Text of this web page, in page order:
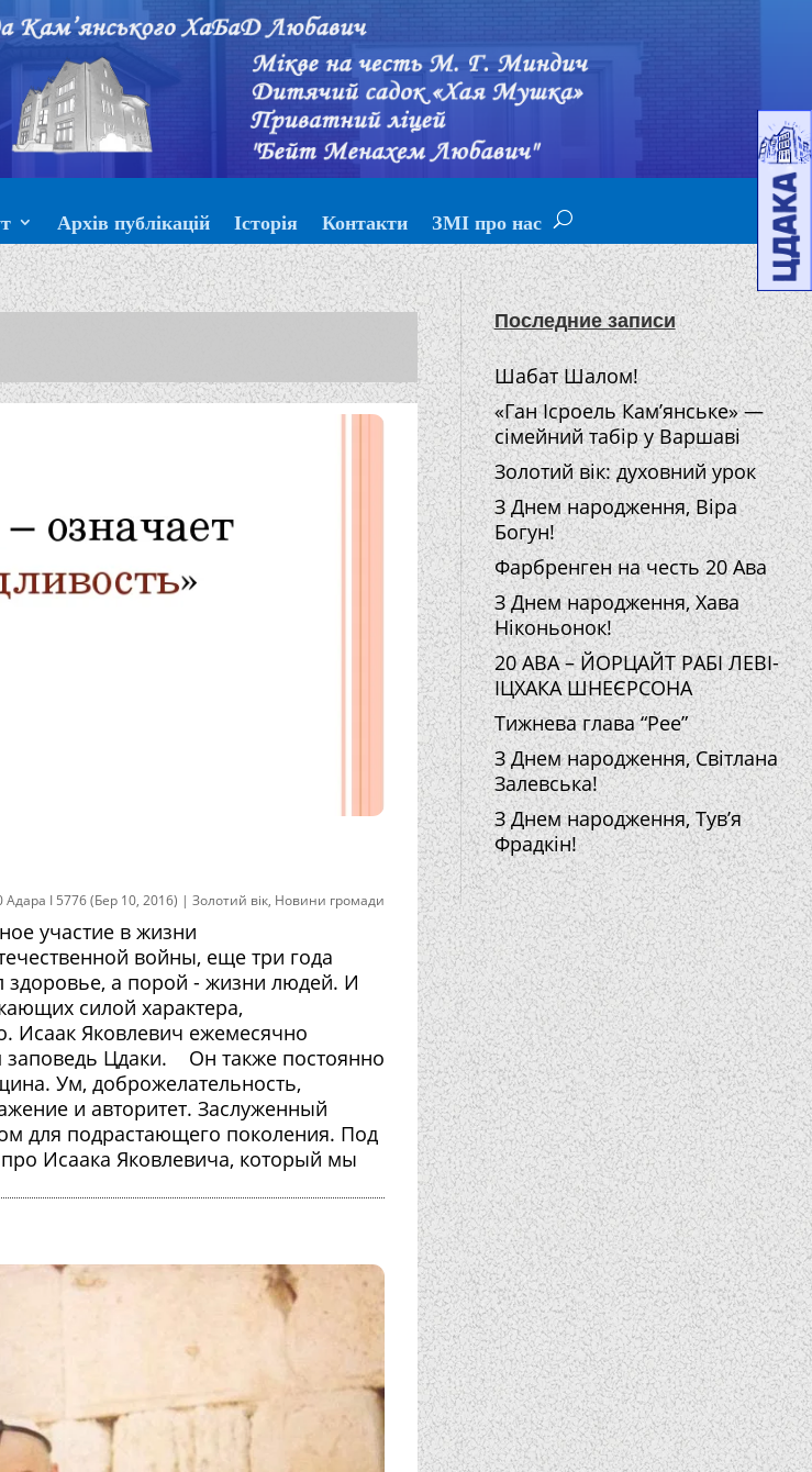
Архів публікацій Історія Контакти ЗМІ про нас
Адара I 5776 (Бер 10, 2016) | Золотий вік, Новини громади
участие в жизни
войны, еще три года
здоровье, а порой - жизни людей. И
силой характера,
Исаак Яковлевич ежемесячно
Цдаки. Он также постоянно
Ум, доброжелательность,
и авторитет. Заслуженный
для подрастающего поколения. Под
Исаака Яковлевича, который мы
Последние записи
Шабат Шалом!
«Ган Ісроель Кам’янське» —
сімейний табір у Варшаві
Золотий вік: духовний урок
З Днем народження, Віра
Богун!
Фарбренген на честь 20 Ава
З Днем народження, Хава
Ніконьонок!
20 АВА – ЙОРЦАЙТ РАБІ ЛЕВІ-
ІЦХАКА ШНЕЄРСОНА
Тижнева глава “Рее”
З Днем народження, Світлана
Залевська!
З Днем народження, Тув’я
Фрадкін!